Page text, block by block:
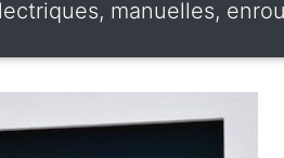
manuelles,